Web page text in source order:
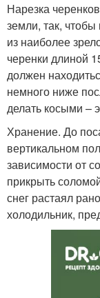
Нарезка
земли, так, чтобы
из наиболее
черенки длиной
должен
немного ниже
делать косыми –
Хранение. До
вертикальном
зависимости от
прикрыть
снег растаял
холодильник,